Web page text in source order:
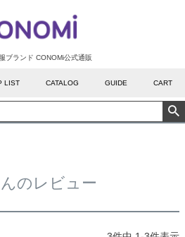
ブランド CONOMi公式通販
LIST CATALOG GUIDE CART
のレビュー